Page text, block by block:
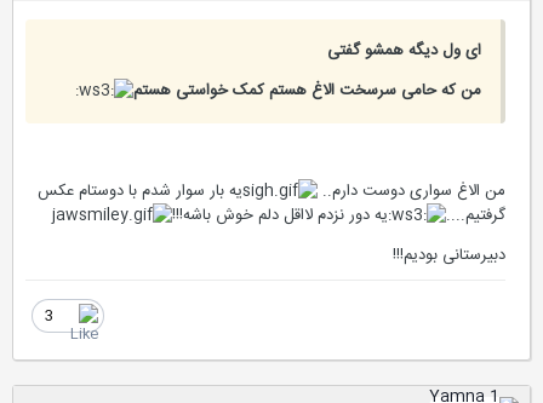
ای ول دیگه همشو گفتی
من که حامی سرسخت الاغ هستم کمک خواستی هستم
من الاغ سواری دوست دارم..
یه بار سوار شدم با دوستام عکس
گرفتیم....
یه دور نزدم لااقل دلم خوش باشه!!!
دبیرستانی بودیم!!!